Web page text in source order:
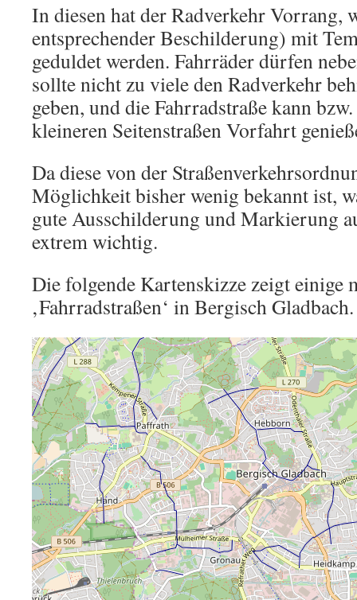
In diesen hat der Radverkehr Vorrang,
entsprechender Beschilderung) mit
geduldet werden. Fahrräder dürfen
sollte nicht zu viele den Radverkehr
geben, und die Fahrradstraße kann
kleineren Seitenstraßen Vorfahrt
Da diese von der
Möglichkeit bisher wenig bekannt ist,
gute Ausschilderung und Markierung
extrem wichtig.
Die folgende Kartenskizze zeigt einige
‚Fahrradstraßen‘ in Bergisch Gladbach.